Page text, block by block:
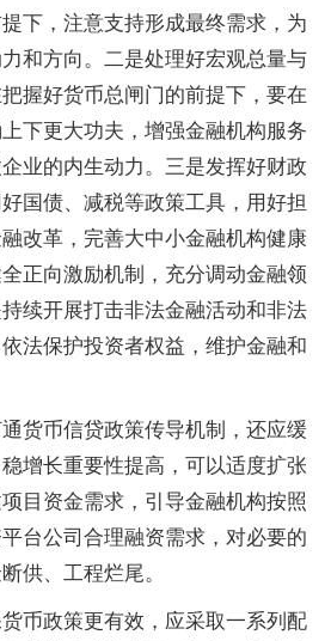
下，注意支持形成最终需求，为
和方向。二是处理好宏观总量与
握好货币总闸门的前提下，要在
下更大功夫，增强金融机构服务
业的内生动力。三是发挥好财政
国债、减税等政策工具，用好担
改革，完善大中小金融机构健康
正向激励机制，充分调动金融领
续开展打击非法金融活动和非法
法保护投资者权益，维护金融和
货币信贷政策传导机制，还应缓
增长重要性提高，可以适度扩张
目资金需求，引导金融机构按照
台公司合理融资需求，对必要的
供、工程烂尾。
币政策更有效，应采取一系列配